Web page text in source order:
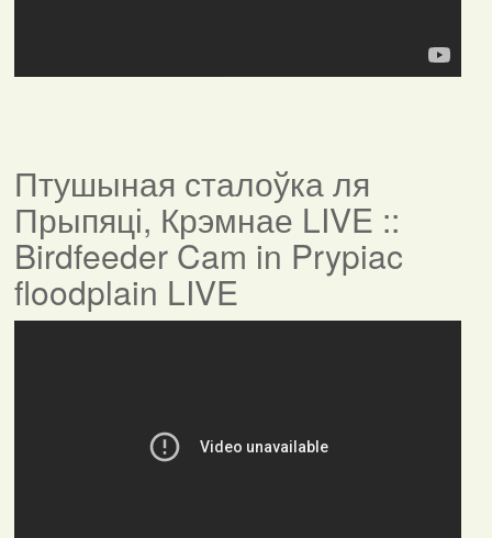
Птушыная сталоўка ля
Прыпяці, Крэмнае LIVE ::
Birdfeeder Cam in Prypiac
floodplain LIVE